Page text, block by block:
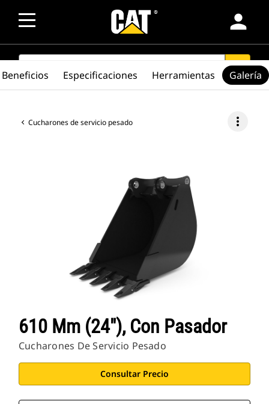
person
SEARCH search
Cucharones de servicio pesado more_vert
610 Mm (24"), Con Pasador
Cucharones De Servicio Pesado
Consultar Precio
Beneficios Especificaciones Herramientas Galería